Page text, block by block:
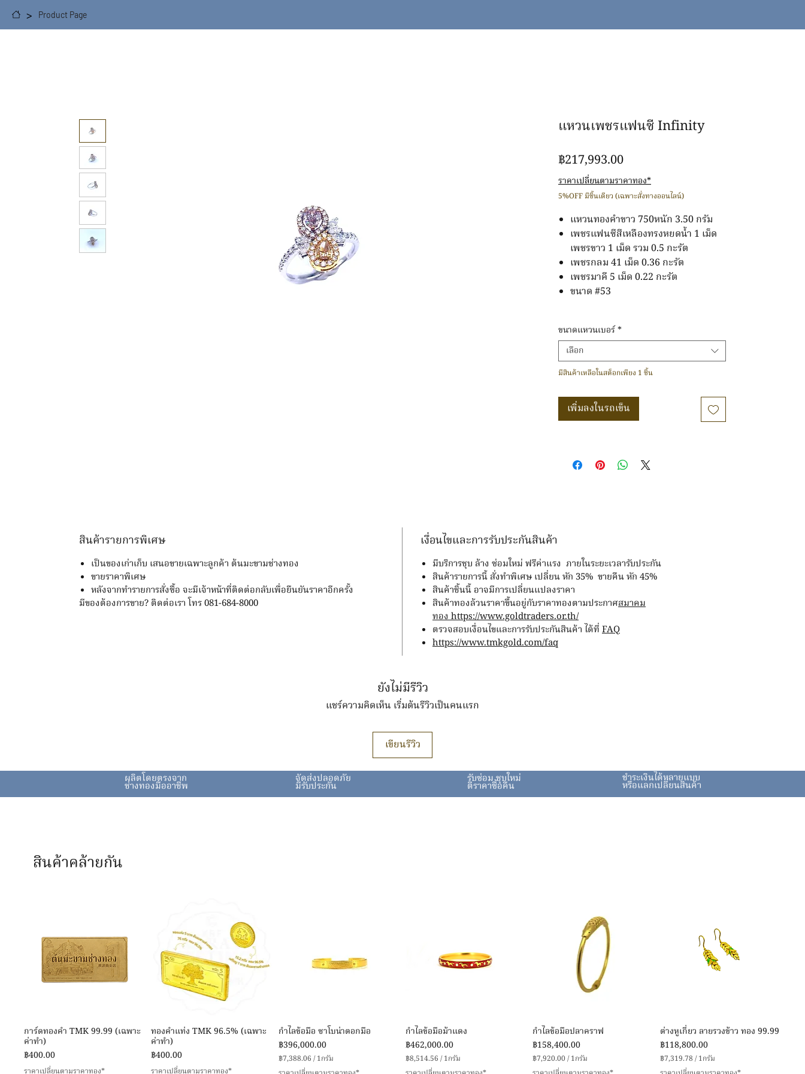
> Product Page
แหวนเพชรแฟนซี Infinity
฿217,993.00ราคา
ราคาเปลี่ยนตามราคาทอง*
5%OFF มีชิ้นเดียว (เฉพาะสั่งทางออนไลน์)
แหวนทองคำขาว 750หนัก 3.50 กรัม
เพชรแฟนซีสีเหลืองทรงหยดน้ำ 1 เม็ด
เพชรขาว 1 เม็ด รวม 0.5 กะรัต
เพชรกลม 41 เม็ด 0.36 กะรัต
เพชรมาคี 5 เม็ด 0.22 กะรัต
ขนาด #53
ขนาดแหวนเบอร์*
เลือก
มีสินค้าเหลือในสต็อกเพียง 1 ชิ้น
เพิ่มลงในรถเข็น
สินค้ารายการพิเศษ
เป็นของเก่าเก็บ เสนอขายเฉพาะลูกค้า ต้นมะขามช่างทอง
ขายราคาพิเศษ
หลังจากทำรายการสั่งซื้อ จะมีเจ้าหน้าที่ติดต่อกลับเพื่อยืนยันราคาอีกครั้ง
มีของต้องการขาย? ติดต่อเรา โทร 081-684-8000
เงื่อนไขและการรับประกันสินค้า
มีบริการชุบ ล้าง ซ่อมใหม่ ฟรีค่าแรง ภายในระยะเวลารับประกัน
สินค้ารายการนี้ สั่งทำพิเศษ เปลี่ยน หัก 35% ขายคืน หัก 45%
สินค้าชิ้นนี้ อาจมีการเปลี่ยนแปลงราคา
สินค้าทองล้วนราคาขึ้นอยู่กับราคาทองตามประกาศสมาคม
ทอง https://www.goldtraders.or.th/
ตรวจสอบเงื่อนไขและการรับประกันสินค้า ได้ที่ FAQ
https://www.tmkgold.com/faq
ยังไม่มีรีวิว
แชร์ความคิดเห็น เริ่มต้นรีวิวเป็นคนแรก
เขียนรีวิว
ผลิตโดยตรงจาก
ช่างทองมืออาชีพ
จัดส่งปลอดภัย
มีรับประกัน
รับซ่อม ชุบใหม่
ตีราคาซื้อคืน
ชำระเงินได้หลายแบบ
หรือแลกเปลี่ยนสินค้า
สินค้าคล้ายกัน
ดูข้อมูลด่วน
การ์ดทองคำ TMK 99.99 (เฉพาะ
ค่าทำ)
ราคา
฿400.00
ราคาเปลี่ยนตามราคาทอง*
ดูข้อมูลด่วน
ทองคำแท่ง TMK 96.5% (เฉพาะ
ค่าทำ)
ราคา
฿400.00
ราคาเปลี่ยนตามราคาทอง*
ดูข้อมูลด่วน
กำไลข้อมือ ซาโบน่าตอกมือ
ราคา
฿396,000.00
฿7,388.06 /1กรัม
฿
ดูข้อมูลด่วน
กำไลข้อมือม้าแดง
ราคา
฿462,000.00
฿8,514.56 /1กรัม
฿
ดูข้อมูลด่วน
กำไลข้อมือปลาคราฟ
ราคา
฿158,400.00
฿7,920.00/1กรัม
฿
ดูข้อมูลด่วน
ต่างหูเกี่ยว ลายรวงข้าว ทอง 99.99
ราคา
฿118,800.00
฿7,319.78 /1กรัม
฿